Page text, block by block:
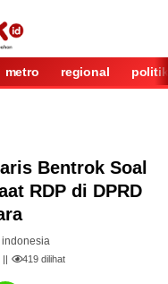
metro regional politik
Bentrok Soal
RDP di DPRD
indonesia
419 dilihat